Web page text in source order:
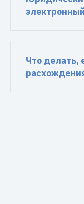
Что делать,